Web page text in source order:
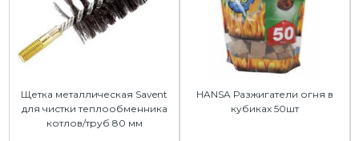
Щетка металлическая Savent
для чистки теплообменника
котлов/труб 80 мм
HANSA Разжигатели огня в
кубиках 50шт